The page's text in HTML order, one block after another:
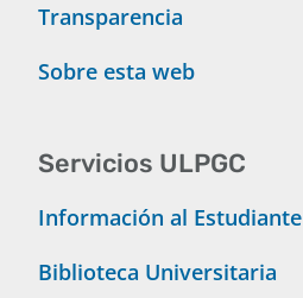
Transparencia
Sobre esta web
Servicios ULPGC
Información al Estudiante
Biblioteca Universitaria